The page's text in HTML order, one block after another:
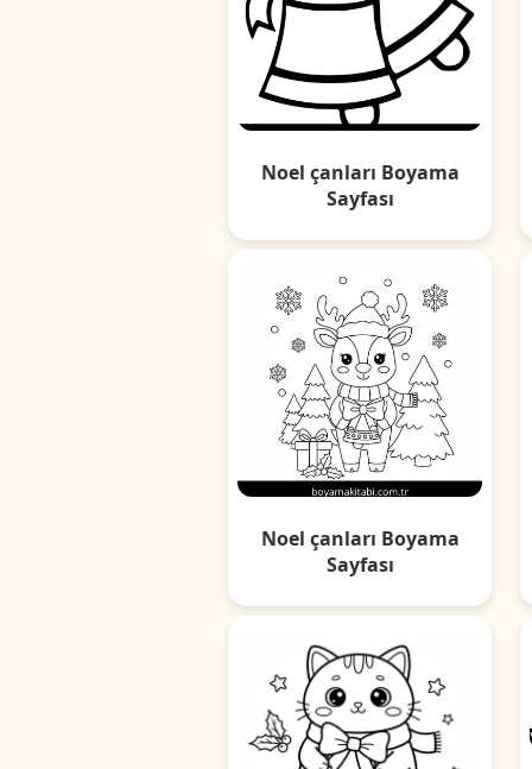
Noel çanları Boyama
Sayfası
Noel çanları Boyama
Sayfası